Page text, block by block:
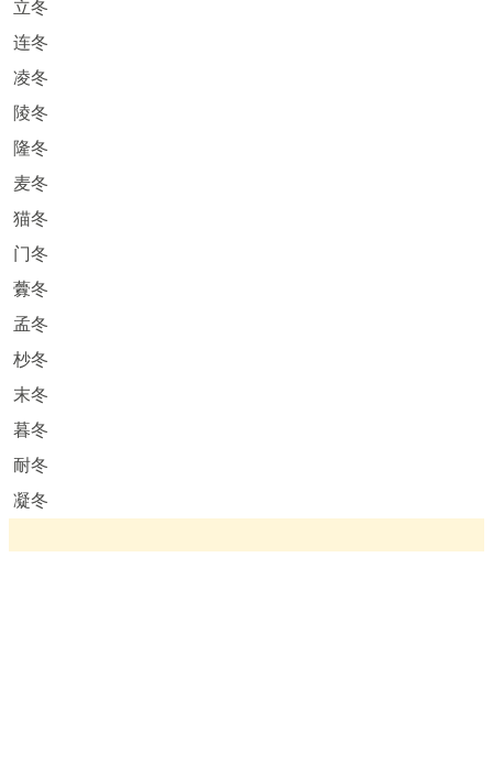
立冬
连冬
凌冬
陵冬
隆冬
麦冬
猫冬
门冬
虋冬
孟冬
杪冬
末冬
暮冬
耐冬
凝冬